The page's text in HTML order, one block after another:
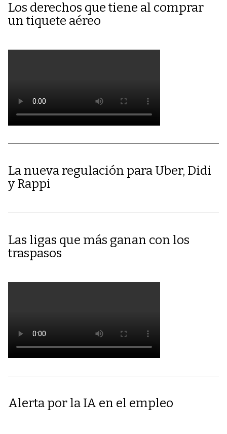
Los derechos que tiene al comprar
un tiquete aéreo
La nueva regulación para Uber, Didi
y Rappi
Las ligas que más ganan con los
traspasos
Alerta por la IA en el empleo